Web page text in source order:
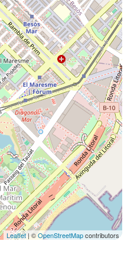
Leaflet | ©OpenStreetMapcontributors